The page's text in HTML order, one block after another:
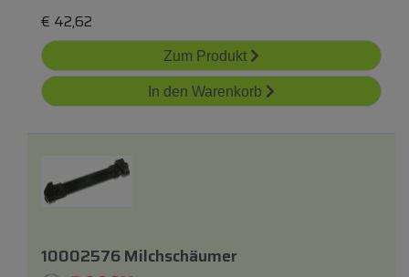
€ 42,62
Zum Produkt
In den Warenkorb
10002576 Milchschäumer